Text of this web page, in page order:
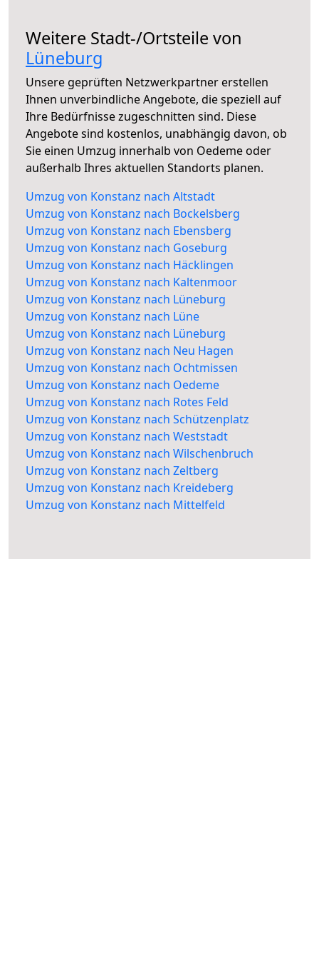
Weitere Stadt-/Ortsteile von
Lüneburg
Unsere geprüften Netzwerkpartner erstellen
Ihnen unverbindliche Angebote, die speziell auf
Ihre Bedürfnisse zugeschnitten sind. Diese
Angebote sind kostenlos, unabhängig davon, ob
Sie einen Umzug innerhalb von Oedeme oder
außerhalb Ihres aktuellen Standorts planen.
Umzug von Konstanz nach Altstadt
Umzug von Konstanz nach Bockelsberg
Umzug von Konstanz nach Ebensberg
Umzug von Konstanz nach Goseburg
Umzug von Konstanz nach Häcklingen
Umzug von Konstanz nach Kaltenmoor
Umzug von Konstanz nach Lüneburg
Umzug von Konstanz nach Lüne
Umzug von Konstanz nach Lüneburg
Umzug von Konstanz nach Neu Hagen
Umzug von Konstanz nach Ochtmissen
Umzug von Konstanz nach Oedeme
Umzug von Konstanz nach Rotes Feld
Umzug von Konstanz nach Schützenplatz
Umzug von Konstanz nach Weststadt
Umzug von Konstanz nach Wilschenbruch
Umzug von Konstanz nach Zeltberg
Umzug von Konstanz nach Kreideberg
Umzug von Konstanz nach Mittelfeld